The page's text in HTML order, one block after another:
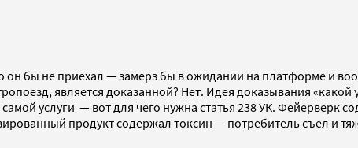
бы не приехал — замерз бы в ожидании на платформе и
является доказанной? Нет. Идея доказывания «какой
услуги — вот для чего нужна статья 238 УК. Фейерверк
продукт содержал токсин — потребитель съел и